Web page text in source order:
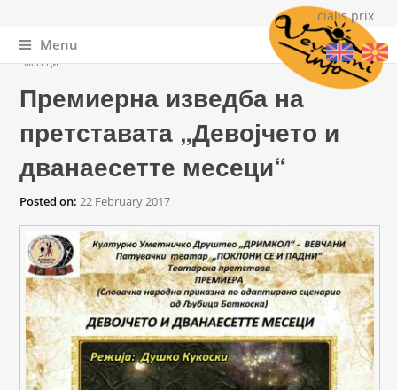
cialis prix
Menu
You are here
Home» Премиерна изведба на претставата „Девојчето и дванаесетте
месеци“
Премиерна изведба на
претставата „Девојчето и
дванаесетте месеци“
Posted on: 22 February 2017